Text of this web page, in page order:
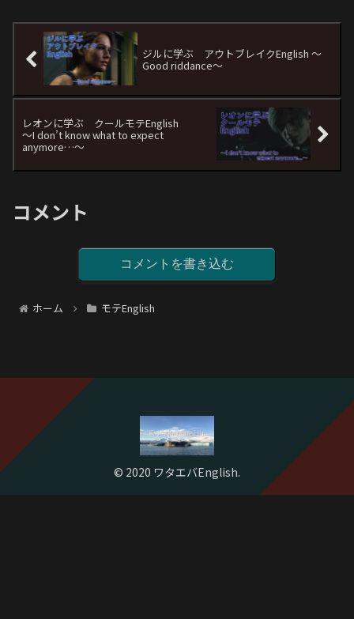
ジルに学ぶ アウトブレイクEnglish 〜
Good riddance〜
レオンに学ぶ クールモテEnglish
〜I don’t know what to expect
anymore…〜
コメント
コメントを書き込む
ホーム モテEnglish
© 2020 ワタエバEnglish.